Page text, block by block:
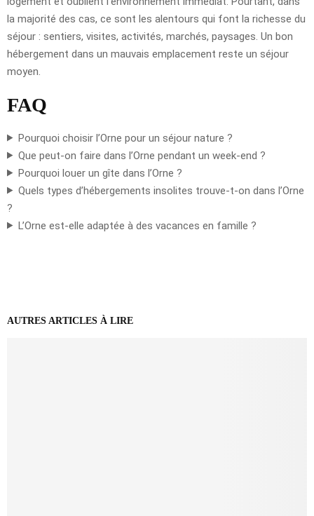
la majorité des cas, ce sont les alentours qui font la richesse du
séjour : sentiers, visites, activités, marchés, paysages. Un bon
hébergement dans un mauvais emplacement reste un séjour
moyen.
FAQ
Pourquoi choisir l’Orne pour un séjour nature ?
Que peut-on faire dans l’Orne pendant un week-end ?
Pourquoi louer un gîte dans l’Orne ?
Quels types d’hébergements insolites trouve-t-on dans l’Orne
?
L’Orne est-elle adaptée à des vacances en famille ?
AUTRES ARTICLES À LIRE